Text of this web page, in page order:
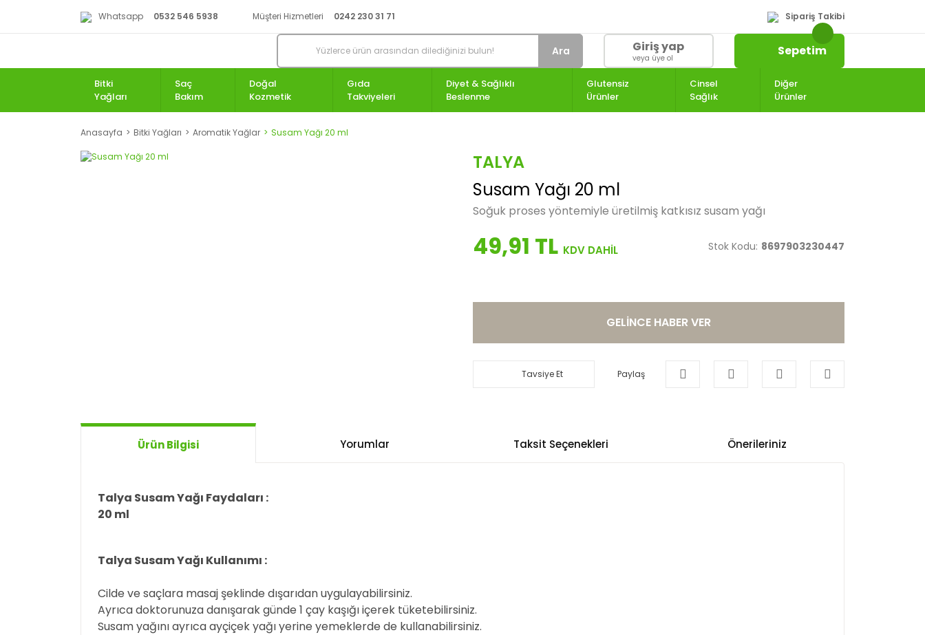
Whatsapp 0532 546 5938 Müşteri Hizmetleri 0242 230 31 71 Sipariş Takibi
Ara Giriş yap
veya üye ol Sepetim
Bitki
Yağları
Saç
Bakım
Doğal
Kozmetik
Gıda
Takviyeleri
Diyet & Sağlıklı
Beslenme
Glutensiz
Ürünler
Cinsel
Sağlık
Diğer
Ürünler
Anasayfa Bitki Yağları Aromatik Yağlar Susam Yağı 20 ml
TALYA
Susam Yağı 20 ml
Soğuk proses yöntemiyle üretilmiş katkısız susam yağı
49,91 TL Stok Kodu: 8697903230447
GELİNCE HABER VER
Tavsiye Et Paylaş
Ürün Bilgisi Yorumlar Taksit Seçenekleri Önerileriniz
Talya Susam Yağı Faydaları :
20 ml
Talya Susam Yağı Kullanımı :
Cilde ve saçlara masaj şeklinde dışarıdan uygulayabilirsiniz.
Ayrıca doktorunuza danışarak günde 1 çay kaşığı içerek tüketebilirsiniz.
Susam yağını ayrıca ayçiçek yağı yerine yemeklerde de kullanabilirsiniz.